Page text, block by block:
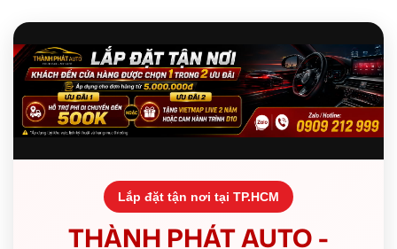
Lắp đặt tận nơi tại TP.HCM
THÀNH PHÁT AUTO -